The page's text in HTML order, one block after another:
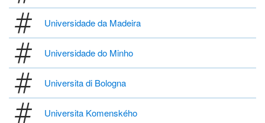
Universidade da Madeira
Universidade do Minho
Universita di Bologna
Universita Komenského